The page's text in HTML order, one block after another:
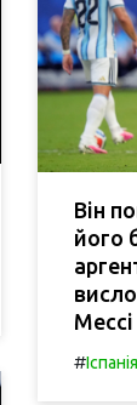
Він
його
#Іспанія